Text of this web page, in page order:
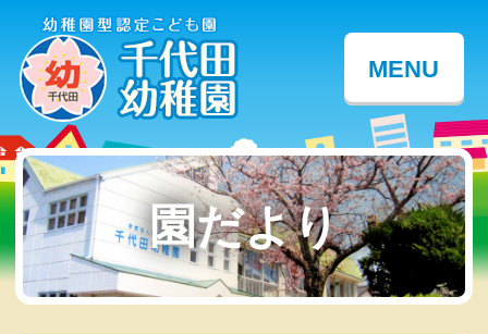
MENU
園だより